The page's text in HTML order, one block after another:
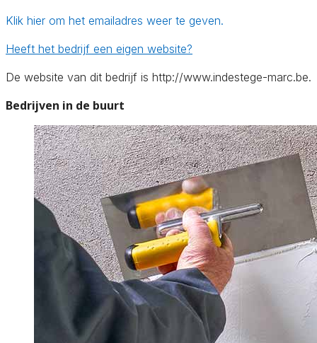
Klik hier om het emailadres weer te geven.
Heeft het bedrijf een eigen website?
De website van dit bedrijf is http://www.indestege-marc.be.
Bedrijven in de buurt